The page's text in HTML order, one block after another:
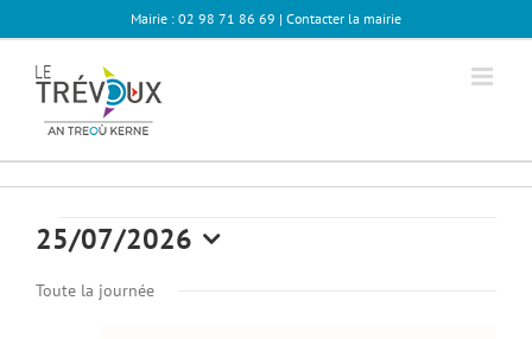
au
Mairie : 02 98 71 86 69 | Contacter la mairie
Évènements
for
25/07/2026
une
Toute la journée